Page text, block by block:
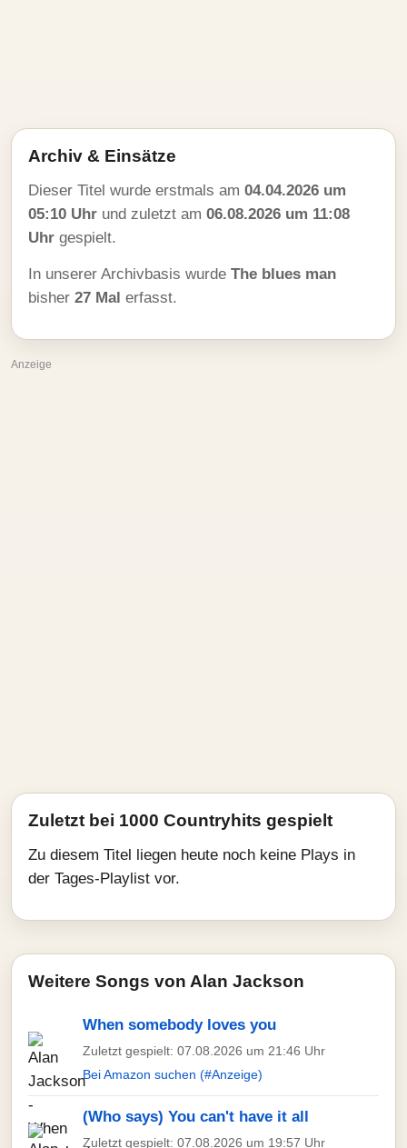
Archiv & Einsätze
Dieser Titel wurde erstmals am 04.04.2026 um
05:10 Uhr und zuletzt am 06.08.2026 um 11:08
Uhr gespielt.
In unserer Archivbasis wurde The blues man
bisher 27 Mal erfasst.
Anzeige
Zuletzt bei 1000 Countryhits gespielt
Zu diesem Titel liegen heute noch keine Plays in
der Tages-Playlist vor.
Weitere Songs von Alan Jackson
When somebody loves you
Zuletzt gespielt: 07.08.2026 um 21:46 Uhr
Bei Amazon suchen (#Anzeige)
(Who says) You can't have it all
Zuletzt gespielt: 07.08.2026 um 19:57 Uhr